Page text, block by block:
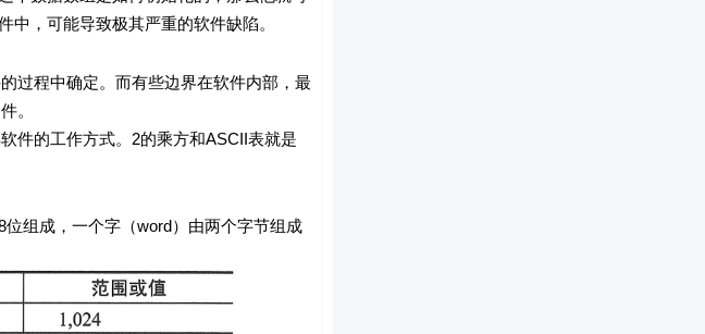
，可能导致极其严重的软件缺陷。
程中确定。而有些边界在软件内部，最
。
的工作方式。2的乘方和ASCII表就是
成，一个字（word）由两个字节组成